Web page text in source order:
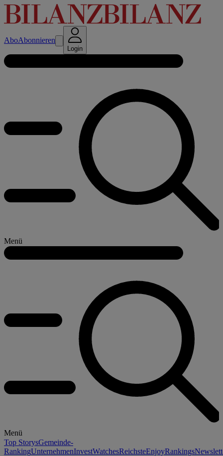
AboAbonnieren
Login
Menü
Menü
Top StorysGemeinde-
RankingUnternehmenInvestWatchesReichsteEnjoyRankings